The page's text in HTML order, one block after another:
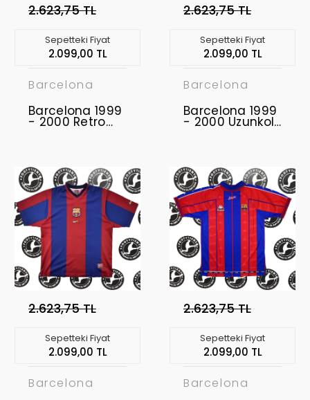
2.623,75 TL
Sepetteki Fiyat
2.099,00 TL
Barcelona
Barcelona 1999
- 2000 Retro
2.623,75 TL
Sepetteki Fiyat
2.099,00 TL
Barcelona
Barcelona 1999
- 2000 Uzunkol
2.623,75 TL
Sepetteki Fiyat
2.099,00 TL
Barcelona
2.623,75 TL
Sepetteki Fiyat
2.099,00 TL
Barcelona